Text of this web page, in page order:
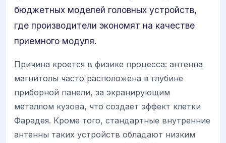
бюджетных моделей головных устройств,
где производители экономят на качестве
приемного модуля.
Причина кроется в физике процесса: антенна
магнитолы часто расположена в глубине
приборной панели, за экранирующим
металлом кузова, что создает эффект клетки
Фарадея. Кроме того, стандартные внутренние
антенны таких устройств обладают низким